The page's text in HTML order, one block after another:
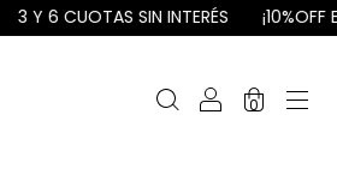
3 Y 6 CUOTAS SIN INTERÉS ¡10%OFF
0